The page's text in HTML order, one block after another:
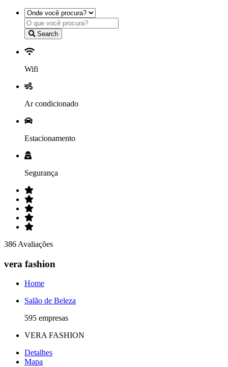
Search
Wifi
Ar condicionado
Estacionamento
Segurança
386 Avaliações
vera fashion
Home
Salão de Beleza
595 empresas
VERA FASHION
Detalhes
Mapa